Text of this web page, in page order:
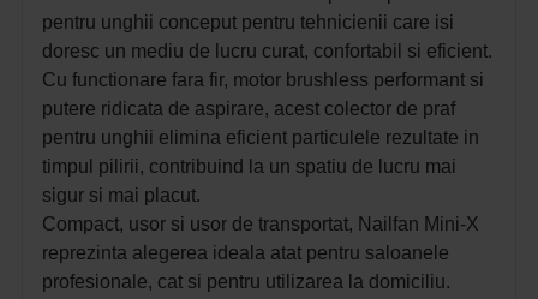
pentru unghii conceput pentru tehnicienii care isi
doresc un mediu de lucru curat, confortabil si eficient.
Cu functionare fara fir, motor brushless performant si
putere ridicata de aspirare, acest colector de praf
pentru unghii elimina eficient particulele rezultate in
timpul pilirii, contribuind la un spatiu de lucru mai
sigur si mai placut.
Compact, usor si usor de transportat, Nailfan Mini-X
reprezinta alegerea ideala atat pentru saloanele
profesionale, cat si pentru utilizarea la domiciliu.